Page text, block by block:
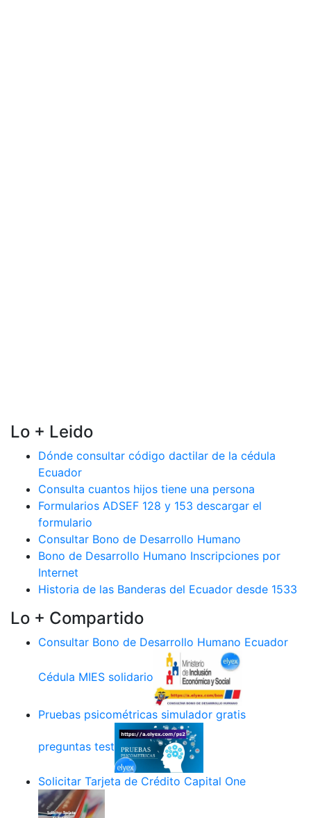
Lo + Leido
Dónde consultar código dactilar de la cédula
Ecuador
Consulta cuantos hijos tiene una persona
Formularios ADSEF 128 y 153 descargar el
formulario
Consultar Bono de Desarrollo Humano
Bono de Desarrollo Humano Inscripciones por
Internet
Historia de las Banderas del Ecuador desde 1533
Lo + Compartido
Consultar Bono de Desarrollo Humano Ecuador
Cédula MIES solidario
Pruebas psicométricas simulador gratis
preguntas test
Solicitar Tarjeta de Crédito Capital One